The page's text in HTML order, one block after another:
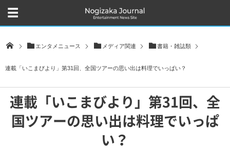
エンタメニュース メディア関連 書籍・雑誌類
連載「いこまびより」第31回、全国ツアーの思い出は料理でいっぱい？
連載「いこまびより」第31回、全
国ツアーの思い出は料理でいっぱ
い？